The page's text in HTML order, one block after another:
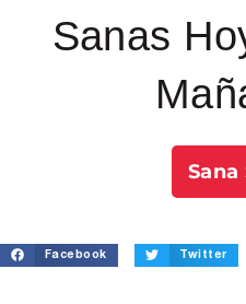
Sanas
Sana
Facebook Twitter